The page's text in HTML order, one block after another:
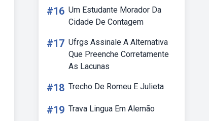
#16 Um Estudante Morador Da
Cidade De Contagem
#17 Ufrgs Assinale A Alternativa
Que Preenche Corretamente
As Lacunas
#18 Trecho De Romeu E Julieta
#19 Trava Lingua Em Alemão